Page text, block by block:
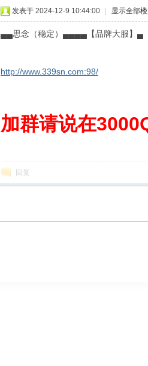
发表于 2024-12-9 10:44:00 显示全部
▄▄思念（稳定）▄▄▄▄【品牌大服】▄
http://www.339sn.com:98/
加群请说在
回复